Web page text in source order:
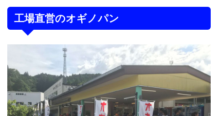
工場直営のオギノパン